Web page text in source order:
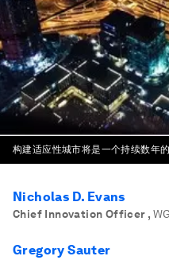
构建适应性城市将是一个持续数年的
Nicholas D. Evans
Chief Innovation Officer ,
Gregory Sauter